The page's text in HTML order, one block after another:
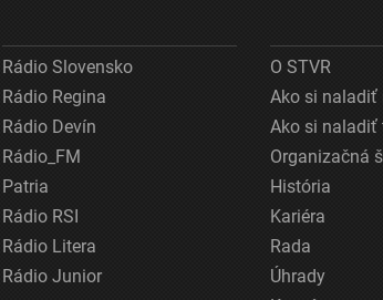
Rádio Slovensko
Rádio Regina
Rádio Devín
Rádio_FM
Patria
Rádio RSI
Rádio Litera
Rádio Junior
O STVR
Ako si naladiť
Ako si naladiť
Organizačná
História
Kariéra
Rada
Úhrady